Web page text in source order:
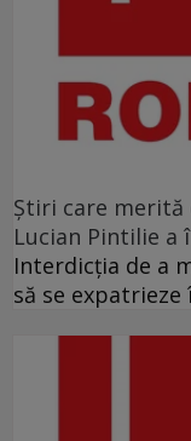
Ştiri care
Lucian Pintilie a
Interdicţia de a
să se expatrieze